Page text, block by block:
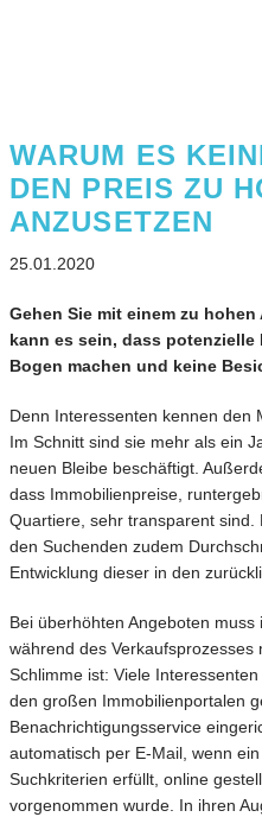
WARUM ES
DEN PREIS ZU
ANZUSETZEN
25.01.2020
Gehen Sie mit einem zu
kann es sein, dass potenzielle
Bogen machen und keine
Denn Interessenten kennen den
Im Schnitt sind sie mehr als ein
neuen Bleibe beschäftigt.
dass Immobilienpreise,
Quartiere, sehr transparent
den Suchenden zudem
Entwicklung dieser in den
Bei überhöhten Angeboten
während des
Schlimme ist: Viele
den großen Immobilienportalen
Benachrichtigungsservice
automatisch per E-Mail, wenn
Suchkriterien erfüllt, online
vorgenommen wurde. In ihren